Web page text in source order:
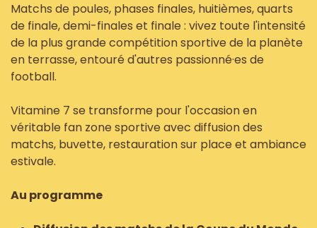
Matchs de poules, phases finales, huitièmes, quarts
de finale, demi-finales et finale : vivez toute l'intensité
de la plus grande compétition sportive de la planète
en terrasse, entouré d'autres passionné·es de
football.
Vitamine 7 se transforme pour l'occasion en
véritable fan zone sportive avec diffusion des
matchs, buvette, restauration sur place et ambiance
estivale.
Au programme